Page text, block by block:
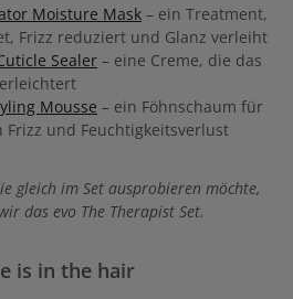
Moisture Mask – ein Treatment,
Frizz reduziert und Glanz verleiht
Sealer – eine Creme, die das
Mousse – ein Föhnschaum für
Frizz und Feuchtigkeitsverlust
gleich im Set ausprobieren möchte,
das evo The Therapist Set.
is in the hair